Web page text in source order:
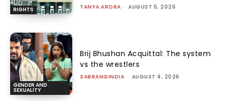
RIGHTS TANYA ARORA - AUGUST 5, 2026
GENDER AND
SEXUALITY
Brij Bhushan Acquittal: The system
vs the wrestlers
SABRANGINDIA - AUGUST 4, 2026